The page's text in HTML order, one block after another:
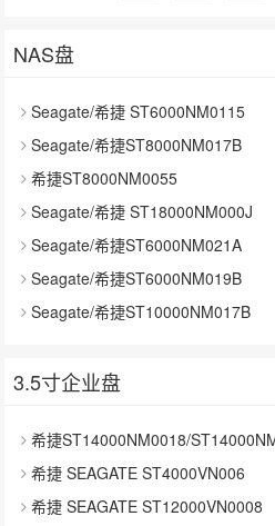
NAS盘
Seagate/希捷 ST6000NM0115
Seagate/希捷ST8000NM017B
希捷ST8000NM0055
Seagate/希捷 ST18000NM000J
Seagate/希捷ST6000NM021A
Seagate/希捷ST6000NM019B
Seagate/希捷ST10000NM017B
3.5寸企业盘
希捷ST14000NM0018/
希捷 SEAGATE ST4000VN006
希捷 SEAGATE ST12000VN0008